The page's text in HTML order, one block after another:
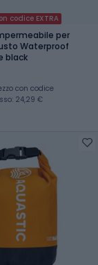
codice EXTRA
per
Waterproof
black
con codice
24,29 €